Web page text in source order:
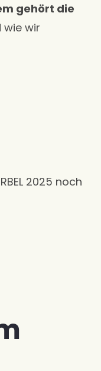
gehört die
wie wir
2025 noch